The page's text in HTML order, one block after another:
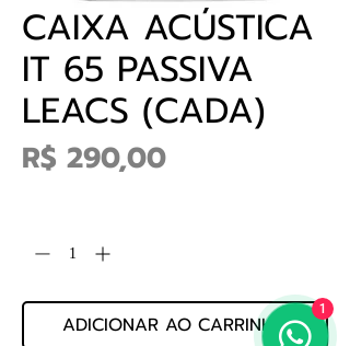
CAIXA ACÚSTICA
IT 65 PASSIVA
LEACS (CADA)
R$ 290,00Preço
ADICIONAR AO CARRINHO
1